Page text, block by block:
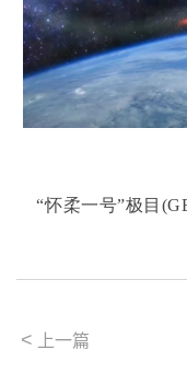
“怀柔一号”极目
< 上一篇